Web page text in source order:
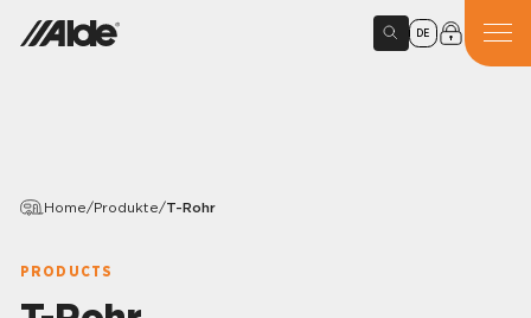
DE
Home/Produkte/T-Rohr
PRODUCTS